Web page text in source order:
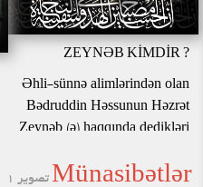
? ZEYNƏB KİMDİR
Əhli-sünnə alimlərindən olan
Bədruddin Həssunun Həzrət
Zeynəb (ə) haqqında dedikləri
تصویر 1